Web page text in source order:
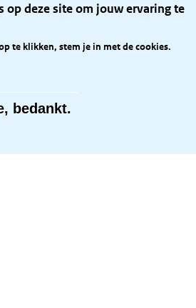
op deze site om jouw ervaring te
te klikken, stem je in met de cookies.
bedankt.